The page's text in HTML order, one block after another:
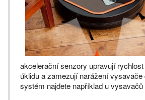
akcelerační senzory upravují
úklidu a zamezují narážení vysavače
systém najdete například u vysavačů